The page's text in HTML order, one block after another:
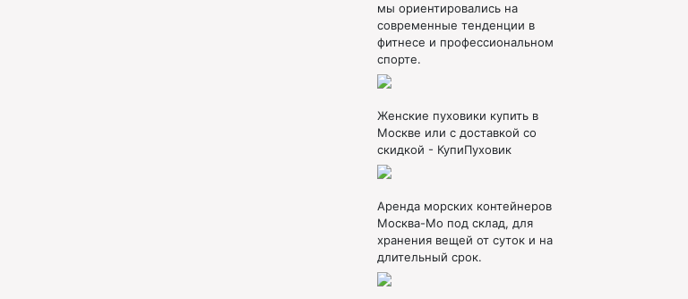
мы ориентировались на
современные тенденции в
фитнесе и профессиональном
спорте.
Женские пуховики купить в
Москве или с доставкой со
скидкой - КупиПуховик
Аренда морских контейнеров
Москва-Мо под склад, для
хранения вещей от суток и на
длительный срок.